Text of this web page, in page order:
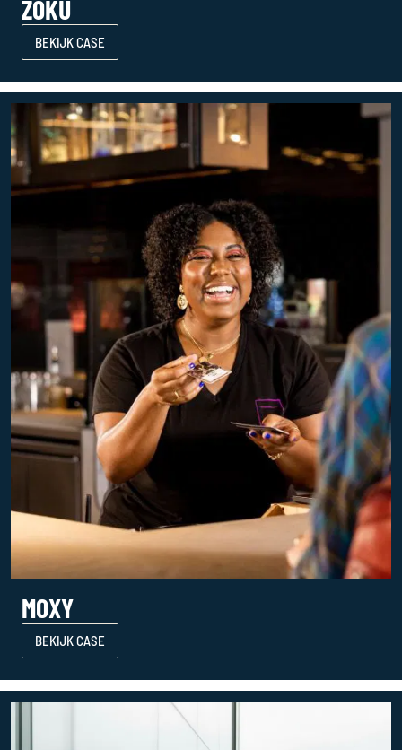
ZOKU
BEKIJK CASE
MOXY
BEKIJK CASE